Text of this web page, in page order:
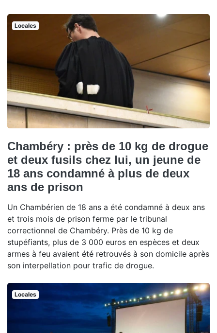
Locales
Chambéry : près de 10 kg de drogue
et deux fusils chez lui, un jeune de
18 ans condamné à plus de deux
ans de prison
Un Chambérien de 18 ans a été condamné à deux ans
et trois mois de prison ferme par le tribunal
correctionnel de Chambéry. Près de 10 kg de
stupéfiants, plus de 3 000 euros en espèces et deux
armes à feu avaient été retrouvés à son domicile après
son interpellation pour trafic de drogue.
Locales